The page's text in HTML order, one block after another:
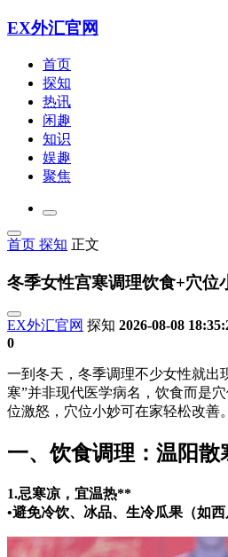
EX外汇官网
首页
探知
热讯
闲趣
知识
娱趣
聚焦
首页 探知 正文
冬季女性宫寒调理饮食+穴位
EX外汇官网 探知 2026-08-08
0
一到冬天，冬季调理不少女性就
寒”并非现代医学病名，饮食而是
位激怒，穴位小妙可在家轻松改善。
一、饮食调理：温阳散
1.忌寒凉，宜温热**
•避免冷饮、冰品、生冷瓜果（如